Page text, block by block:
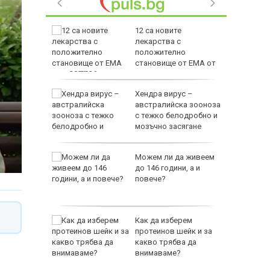
90 г.:
че
ден:
по
12 са новите
лекарства с
положително
становище от ЕМА от
юли 2026 г.
Хендра вирус –
австралийска зооноза
с тежко белодробно и
мозъчно засягане
Можем ли да живеем
до 146 години, а и
повече?
Как да изберем
протеинов шейк и за
какво трябва да
внимаваме?